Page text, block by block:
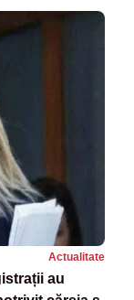
Actualitate
au